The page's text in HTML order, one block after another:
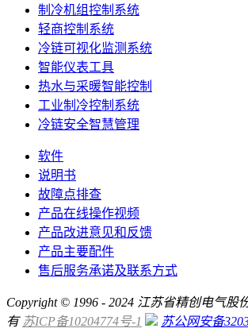
制冷机组控制系统
轻商控制系统
冷链可视化监测系统
智能仪表工具
热水与采暖智能控制
工业制冷控制系统
冷链安全智慧管理
软件
说明书
故障点排查
产品在线操作视频
产品改进意见和反馈
产品主要配件
售后服务承诺及联系方式
Copyright © 1996 - 2024 江苏省精创电气股
有 苏ICP备10204774号-1 苏公网安备